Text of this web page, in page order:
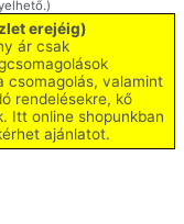
erejéig)
ár csak
csomagolás, valamint
rendelésekre, kő
Itt online shopunkban
ajánlatot.